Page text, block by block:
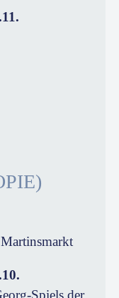
Spiels der